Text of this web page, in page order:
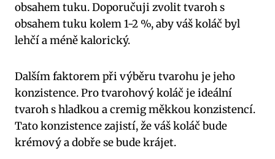
obsahem tuku. Doporučuji zvolit tvaroh s
obsahem tuku kolem 1-2 %, aby váš koláč byl
lehčí a méně kalorický.
Dalším faktorem při výběru tvarohu je jeho
konzistence. Pro tvarohový koláč je ideální
tvaroh s hladkou a cremig měkkou konzistencí.
Tato konzistence zajistí, že váš koláč bude
krémový a dobře se bude krájet.